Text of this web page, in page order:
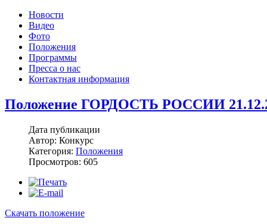
Новости
Видео
Фото
Положения
Программы
Пресса о нас
Контактная информация
Положение ГОРДОСТЬ РОССИИ
Дата публикации
Автор: Конкурс
Категория: Положения
Просмотров: 605
Скачать положение